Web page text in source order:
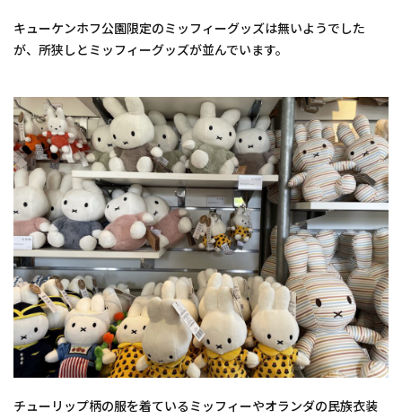
キューケンホフ公園限定のミッフィーグッズは無いようでした
が、所狭しとミッフィーグッズが並んでいます。
チューリップ柄の服を着ているミッフィーやオランダの民族衣装